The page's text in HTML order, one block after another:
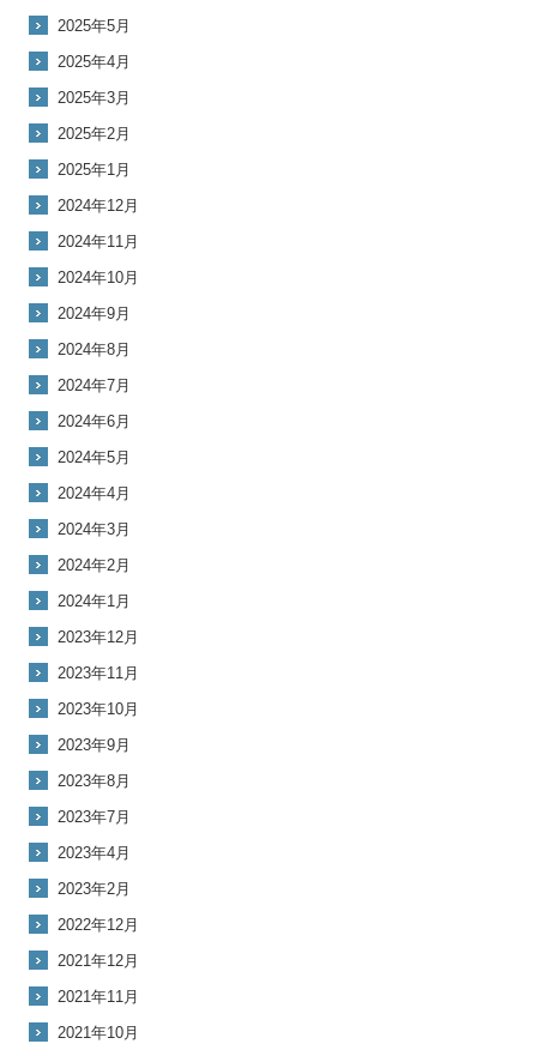
2025年5月
2025年4月
2025年3月
2025年2月
2025年1月
2024年12月
2024年11月
2024年10月
2024年9月
2024年8月
2024年7月
2024年6月
2024年5月
2024年4月
2024年3月
2024年2月
2024年1月
2023年12月
2023年11月
2023年10月
2023年9月
2023年8月
2023年7月
2023年4月
2023年2月
2022年12月
2021年12月
2021年11月
2021年10月